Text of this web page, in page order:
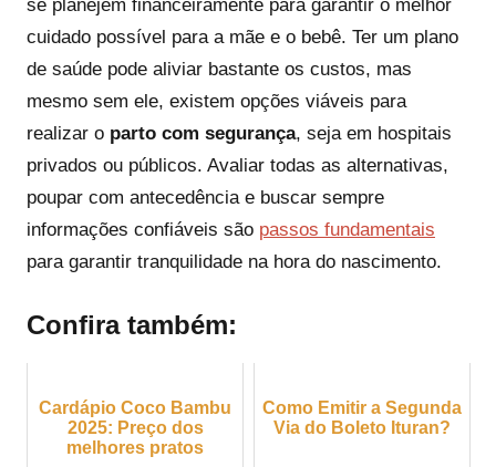
se planejem financeiramente para garantir o melhor
cuidado possível para a mãe e o bebê. Ter um plano
de saúde pode aliviar bastante os custos, mas
mesmo sem ele, existem opções viáveis para
realizar o parto com segurança, seja em hospitais
privados ou públicos. Avaliar todas as alternativas,
poupar com antecedência e buscar sempre
informações confiáveis são passos fundamentais
para garantir tranquilidade na hora do nascimento.
Confira também:
Cardápio Coco Bambu
2025: Preço dos
melhores pratos
Como Emitir a Segunda
Via do Boleto Ituran?